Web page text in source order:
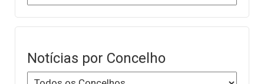
Notícias por Concelho